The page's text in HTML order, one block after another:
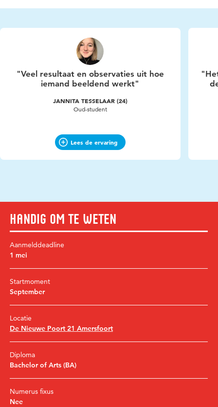
"Veel resultaat en observaties uit hoe
iemand beeldend werkt"
JANNITA TESSELAAR (24)
Oud-student
Lees de ervaring
Handig om te weten
Aanmelddeadline
1 mei
Startmoment
September
Locatie
De Nieuwe Poort 21 Amersfoort
Diploma
Bachelor of Arts (BA)
Numerus fixus
Nee